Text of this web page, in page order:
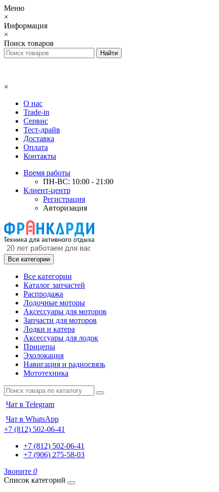
Меню
×
Информация
×
Поиск товаров
×
О нас
Trade-in
Сервис
Тест-драйв
Доставка
Оплата
Контакты
Время работы
ПН-ВС: 10:00 - 21:00
Клиент-центр
Регистрация
Авторизация
Все категории
Все категории
Каталог запчастей
Распродажа
Лодочные моторы
Аксессуары для моторов
Запчасти для моторов
Лодки и катера
Аксессуары для лодок
Прицепы
Эхолокация
Навигация и радиосвязь
Мототехника
Чат в Telegram
Чат в WhatsApp
+7 (812) 502-06-41
+7 (812) 502-06-41
+7 (906) 275-58-03
Звоните 0
Список категорий